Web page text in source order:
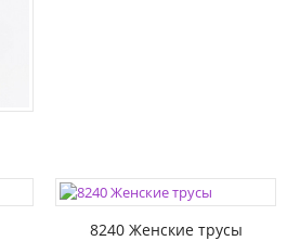
8240 Женские трусы